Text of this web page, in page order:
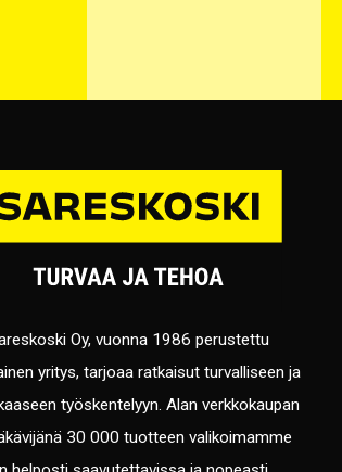
Oy, vuonna 1986 perustettu
yritys, tarjoaa ratkaisut turvalliseen ja
työskentelyyn. Alan verkkokaupan
30 000 tuotteen valikoimamme